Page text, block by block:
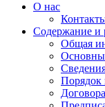
О нас
Содержание
Общая
Порядок